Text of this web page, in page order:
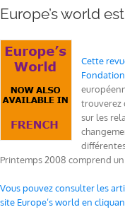
Europe’s world
Cette
trouverez
sur les
Printemps 2008 comprend
Vous pouvez consulter les
site Europe’s world en